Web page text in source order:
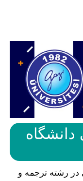
در رشته ترجمه و